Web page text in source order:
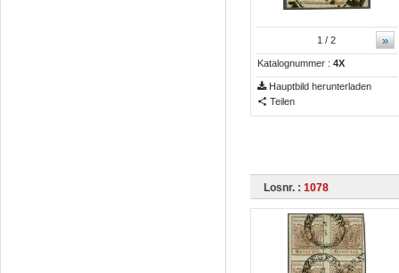
»
1 / 2
Katalognummer : 4X
Hauptbild herunterladen
Teilen
Losnr. : 1078